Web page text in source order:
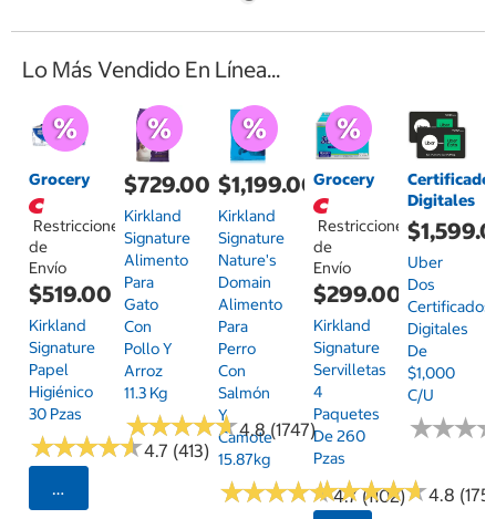
Lo Más Vendido En Línea...
Grocery
Restricciones
de
Envío
$519.00
Kirkland
Signature
Papel
Higiénico
30 Pzas
★★★★★
★★★★★4.7 (413)
Seleccionar Código Postal
$729.00
Kirkland
Signature
Alimento
Para
Gato
Con
Pollo Y
Arroz
11.3 Kg
★★★★★
★★★★★4.8 (1747)
$1,199.00
Kirkland
Signature
Nature's
Domain
Alimento
Para
Perro
Con
Salmón
Y
Camote
15.87kg
★★★★★
★★★★★4.7 (1102)
Grocery
Restricciones
de
Envío
$299.00
Kirkland
Signature
Servilletas
4
Paquetes
De 260
Pzas
★★★★★
★★★★★4.8 (175)
Digitales
Uber
Dos
Certificados
Digitales
De
$1,000
C/u
★★★
★★★